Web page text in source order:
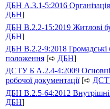
ДБН А.3.1-5:2016
ДБН]
ДБН В.2.2-15:2019 Житлові
ДБН]
ДБН В.2.2-9:2018 Громадські
положення [➪ ДБН]
ДСТУ Б А.2.4-4:2009 Основні
робочої документації[➪
ДБН В.2.5-64:2012
ДБН]